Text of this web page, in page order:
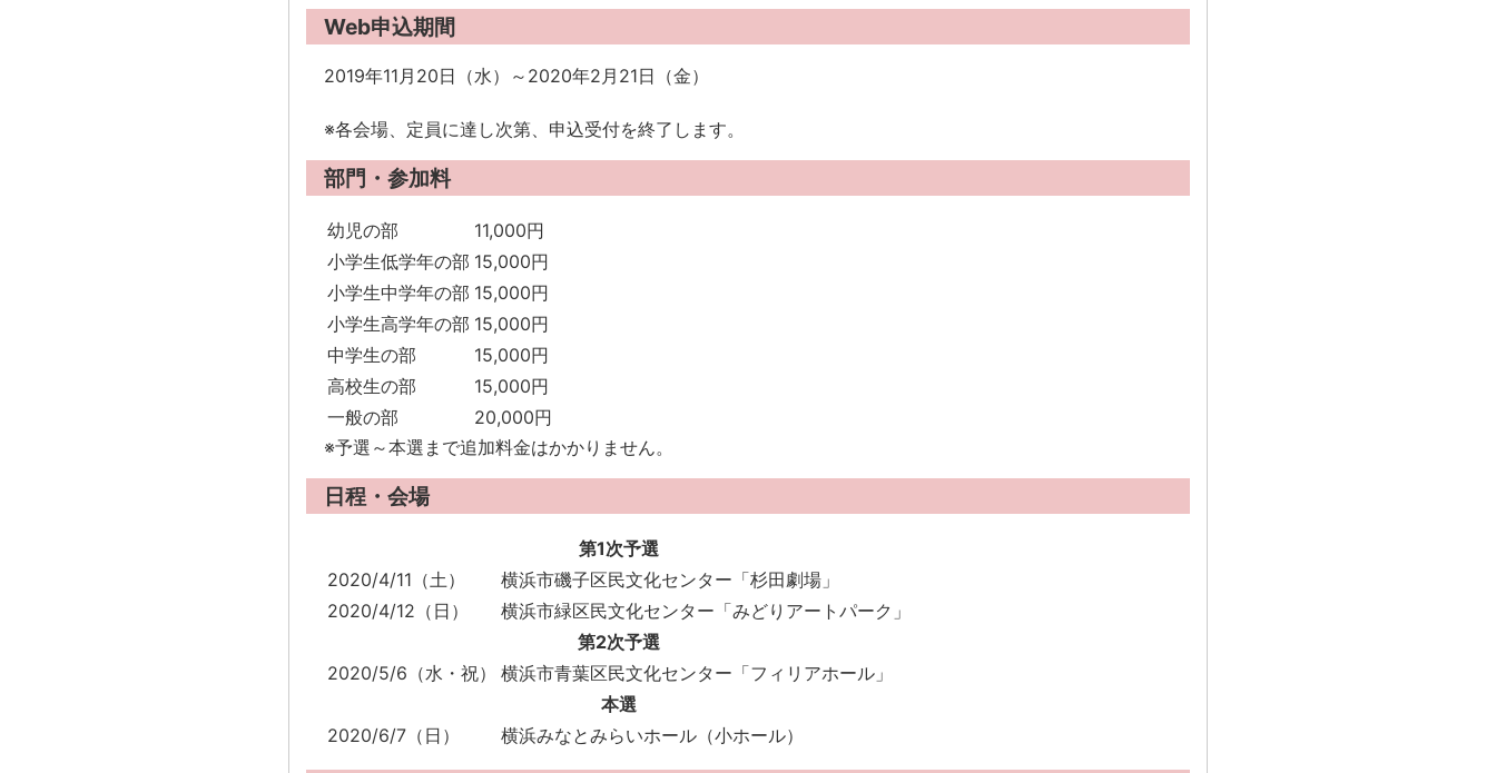
Web申込期間
2019年11月20日（水）～2020年2月21日（金）
※各会場、定員に達し次第、申込受付を終了します。
部門・参加料
幼児の部
11,000円
小学生低学年の部 15,000円
小学生中学年の部 15,000円
小学生高学年の部 15,000円
中学生の部
15,000円
高校生の部
15,000円
一般の部
20,000円
※予選～本選まで追加料金はかかりません。
日程・会場
第1次予選
2020/4/11（土）
横浜市磯子区民文化センター「杉田劇場」
2020/4/12（日）
横浜市緑区民文化センター「みどりアートパーク」
第2次予選
2020/5/6（水・祝）
横浜市青葉区民文化センター「フィリアホール」
本選
2020/6/7（日）
横浜みなとみらいホール（小ホール）